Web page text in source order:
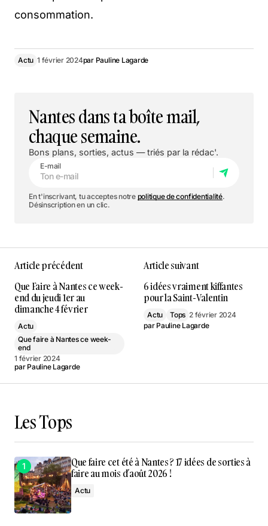
consommation.
Actu 1 février 2024par Pauline Lagarde
Nantes dans ta boîte mail,
chaque semaine.
Bons plans, sorties, actus — triés par la rédac'.
E-mail
En t'inscrivant, tu acceptes notre politique de confidentialité.
Désinscription en un clic.
Article précédent
Que Faire à Nantes ce week-
end du jeudi 1er au
dimanche 4 février
Actu
Que faire à Nantes ce week-
end
1 février 2024
par Pauline Lagarde
Article suivant
6 idées vraiment kiffantes
pour la Saint-Valentin
Actu Tops 2 février 2024
par Pauline Lagarde
Les Tops
Que faire cet été à Nantes ? 17 idées de sorties à
faire au mois d’août 2026 !
Actu